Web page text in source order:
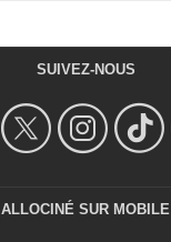
SUIVEZ-NOUS
ALLOCINÉ SUR MOBILE